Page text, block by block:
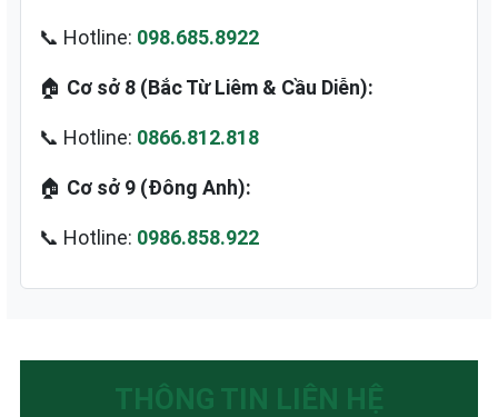
📞 Hotline: 098.685.8922
🏠 Cơ sở 8 (Bắc Từ Liêm & Cầu Diễn):
📞 Hotline: 0866.812.818
🏠 Cơ sở 9 (Đông Anh):
📞 Hotline: 0986.858.922
THÔNG TIN LIÊN HỆ